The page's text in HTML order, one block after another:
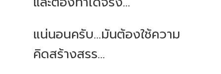
แน่นอนครับ...มันต้องใช้ความ
คิดสร้างสรร...